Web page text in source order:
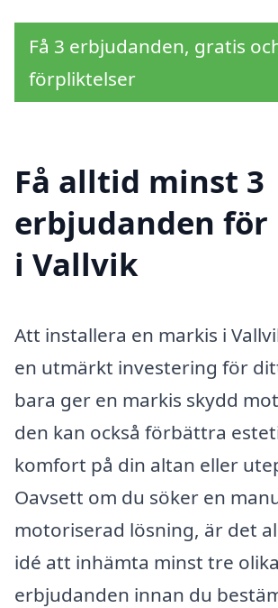
Få 3 erbjudanden, gratis
förpliktelser
Få alltid minst 3
erbjudanden för
i Vallvik
Att installera en markis i
en utmärkt investering för
bara ger en markis skydd
den kan också förbättra
komfort på din altan eller
Oavsett om du söker en
motoriserad lösning, är det
idé att inhämta minst tre olika
erbjudanden innan du